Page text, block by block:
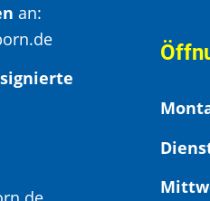
an: